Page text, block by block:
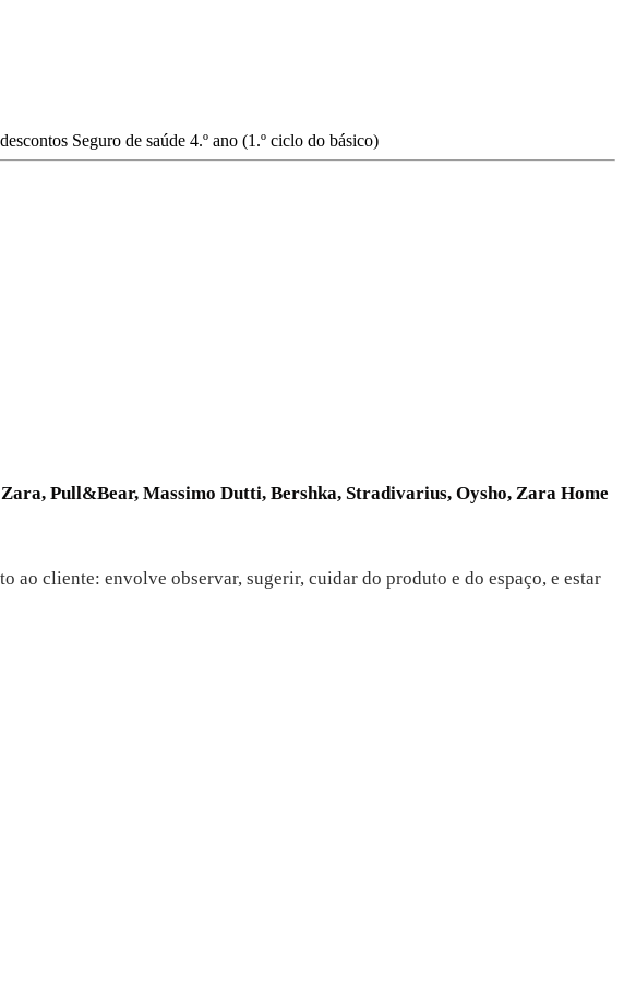
Seguro de saúde 4.º ano (1.º ciclo do básico)
Zara, Pull&Bear, Massimo Dutti, Bershka, Stradivarius, Oysho, Zara Home
cliente: envolve observar, sugerir, cuidar do produto e do espaço, e estar